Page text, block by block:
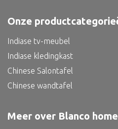
Alle textiel
Tapijt
Kelim
Onze
Indiase tv-meubel
Indiase kledingkast
Chinese Salontafel
Chinese wandtafel
Meer over Blanco home